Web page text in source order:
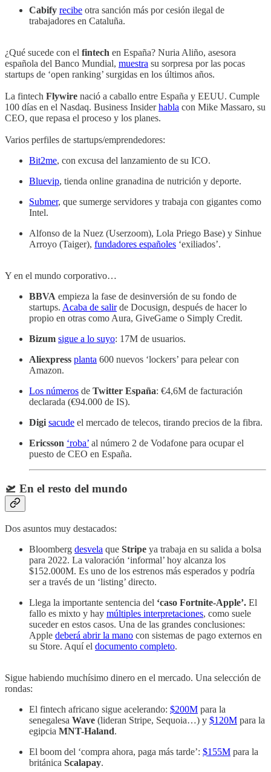
Cabify recibe otra sanción más por cesión ilegal de
trabajadores en Cataluña.
¿Qué sucede con el fintech en España? Nuria Aliño, asesora
española del Banco Mundial, muestra su sorpresa por las pocas
startups de ‘open ranking’ surgidas en los últimos años.
La fintech Flywire nació a caballo entre España y EEUU. Cumple
100 días en el Nasdaq. Business Insiderhabla con Mike Massaro, su
CEO, que repasa el proceso y los planes.
Varios perfiles de startups/emprendedores:
Bit2me, con excusa del lanzamiento de su ICO.
Bluevip, tienda online granadina de nutrición y deporte.
Submer, que sumerge servidores y trabaja con gigantes como
Intel.
Alfonso de la Nuez (Userzoom), Lola Priego Base) y Sinhue
Arroyo (Taiger), fundadores españoles ‘exiliados’.
Y en el mundo corporativo…
BBVA empieza la fase de desinversión de su fondo de
startups. Acaba de salirde Docusign, después de hacer lo
propio en otras como Aura, GiveGame o Simply Credit.
Bizum sigue a lo suyo: 17M de usuarios.
Aliexpress planta 600 nuevos ‘lockers’ para pelear con
Amazon.
Los números de Twitter España: €4,6M de facturación
declarada (€94.000 de IS).
Digi sacude el mercado de telecos, tirando precios de la fibra.
Ericsson ‘roba’ al número 2 de Vodafone para ocupar el
puesto de CEO en España.
🛫 En el resto del mundo
Dos asuntos muy destacados:
Bloomberg desvela que Stripe ya trabaja en su salida a bolsa
para 2022. La valoración ‘informal’ hoy alcanza los
$152.000M. Es uno de los estrenos más esperados y podría
ser a través de un ‘listing’ directo.
Llega la importante sentencia del ‘caso Fortnite-Apple’. El
fallo es mixto y hay múltiples interpretaciones, como suele
suceder en estos casos. Una de las grandes conclusiones:
Apple deberá abrir la mano con sistemas de pago externos en
su Store. Aquí el documento completo.
Sigue habiendo muchísimo dinero en el mercado. Una selección de
rondas:
El fintech africano sigue acelerando: $200M para la
senegalesa Wave (lideran Stripe, Sequoia…) y $120M para la
egipcia MNT-Haland.
El boom del ‘compra ahora, paga más tarde’: $155M para la
británica Scalapay.